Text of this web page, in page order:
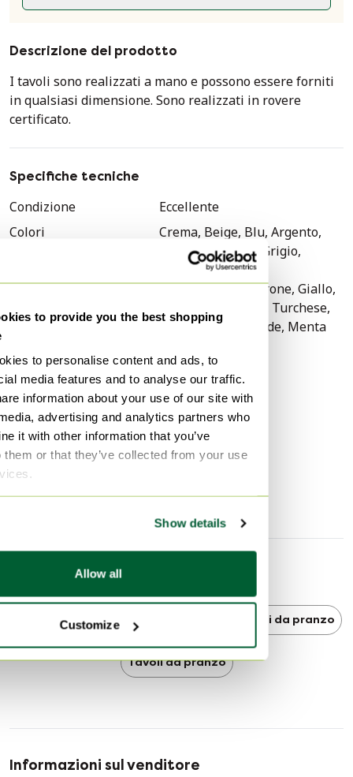
to provide you the best shopping
to personalise content and ads, to
media features and to analyse our traffic.
information about your use of our site with
advertising and analytics partners who
it with other information that you’ve
them or that they’ve collected from your use
Show details
Allow all
Customize
Descrizione del prodotto
I tavoli sono realizzati a mano e possono essere forniti
in qualsiasi dimensione. Sono realizzati in rovere
certificato.
Specifiche tecniche
Condizione
Eccellente
Colori
Crema, Beige, Blu, Argento,
Arancione, Viola, Grigio,
Taupe, Nero, Oro,
Trasparente, Marrone, Giallo,
Multi colore, Rosa, Turchese,
Bianco, Rosso, Verde, Menta
Materiale
Legno
Numero di articoli
1
Marchio
Design on Stock
Primo proprietario
Altezza
78 cm
Larghezza
Design on Stock Design on Stock Tavoli da pranzo
Tavoli da pranzo
Informazioni sul venditore